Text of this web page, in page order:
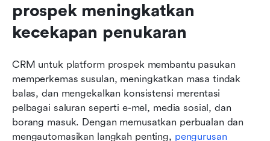
prospek meningkatkan
kecekapan penukaran
CRM untuk platform prospek membantu pasukan
memperkemas susulan, meningkatkan masa tindak
balas, dan mengekalkan konsistensi merentasi
pelbagai saluran seperti e-mel, media sosial, dan
borang masuk. Dengan memusatkan perbualan dan
mengautomasikan langkah penting, pengurusan